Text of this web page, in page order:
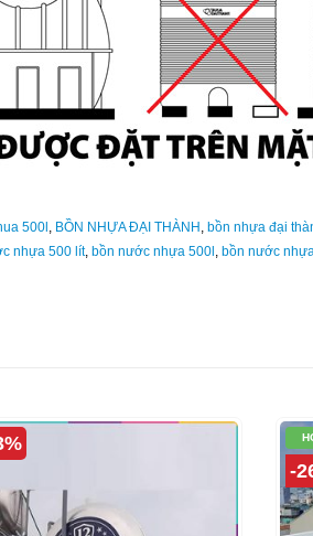
500l , BỒN NHỰA ĐẠI THÀNH , bồn nhựa đại
nhựa 500 lít, bồn nước nhựa 500l , bồn nước
-